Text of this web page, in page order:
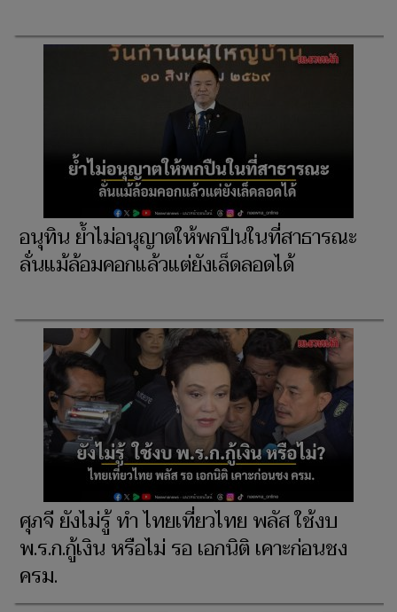
อนุทิน ย้ำไม่อนุญาตให้พกปืนในที่สาธารณะ
ลั่นแม้ล้อมคอกแล้วแต่ยังเล็ดลอดได้
ศุภจี ยังไม่รู้ ทำ ไทยเที่ยวไทย พลัส ใช้งบ
พ.ร.ก.กู้เงิน หรือไม่ รอ เอกนิติ เคาะก่อนชง
ครม.